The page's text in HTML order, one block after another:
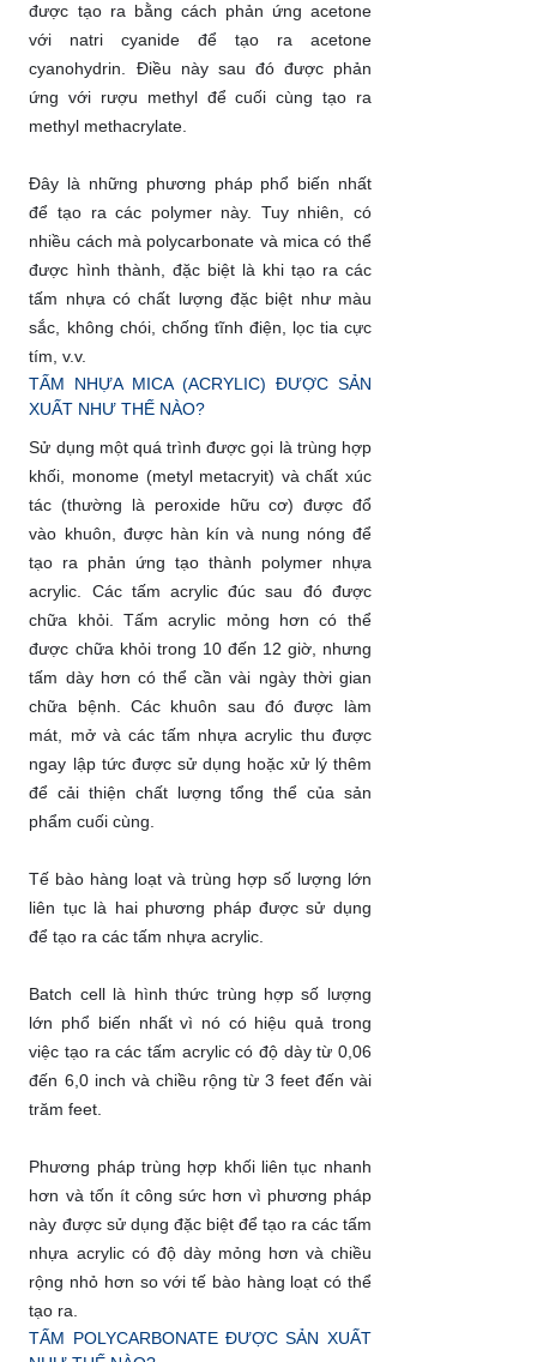
được tạo ra bằng cách phản ứng acetone
với natri cyanide để tạo ra acetone
cyanohydrin. Điều này sau đó được phản
ứng với rượu methyl để cuối cùng tạo ra
methyl methacrylate.
Đây là những phương pháp phổ biến nhất
để tạo ra các polymer này. Tuy nhiên, có
nhiều cách mà polycarbonate và mica có thể
được hình thành, đặc biệt là khi tạo ra các
tấm nhựa có chất lượng đặc biệt như màu
sắc, không chói, chống tĩnh điện, lọc tia cực
tím, v.v.
TẤM NHỰA MICA (ACRYLIC) ĐƯỢC SẢN
XUẤT NHƯ THẾ NÀO?
Sử dụng một quá trình được gọi là trùng hợp
khối, monome (metyl metacryit) và chất xúc
tác (thường là peroxide hữu cơ) được đổ
vào khuôn, được hàn kín và nung nóng để
tạo ra phản ứng tạo thành polymer nhựa
acrylic. Các tấm acrylic đúc sau đó được
chữa khỏi. Tấm acrylic mỏng hơn có thể
được chữa khỏi trong 10 đến 12 giờ, nhưng
tấm dày hơn có thể cần vài ngày thời gian
chữa bệnh. Các khuôn sau đó được làm
mát, mở và các tấm nhựa acrylic thu được
ngay lập tức được sử dụng hoặc xử lý thêm
để cải thiện chất lượng tổng thể của sản
phẩm cuối cùng.
Tế bào hàng loạt và trùng hợp số lượng lớn
liên tục là hai phương pháp được sử dụng
để tạo ra các tấm nhựa acrylic.
Batch cell là hình thức trùng hợp số lượng
lớn phổ biến nhất vì nó có hiệu quả trong
việc tạo ra các tấm acrylic có độ dày từ 0,06
đến 6,0 inch và chiều rộng từ 3 feet đến vài
trăm feet.
Phương pháp trùng hợp khối liên tục nhanh
hơn và tốn ít công sức hơn vì phương pháp
này được sử dụng đặc biệt để tạo ra các tấm
nhựa acrylic có độ dày mỏng hơn và chiều
rộng nhỏ hơn so với tế bào hàng loạt có thể
tạo ra.
TẤM POLYCARBONATE ĐƯỢC SẢN XUẤT